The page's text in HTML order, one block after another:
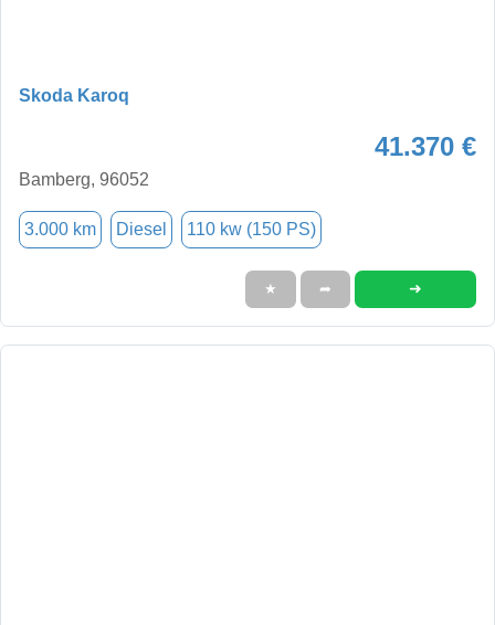
Skoda Karoq
41.370 €
Bamberg, 96052
3.000 km Diesel 110 kw (150 PS)
★ ➦ ➜